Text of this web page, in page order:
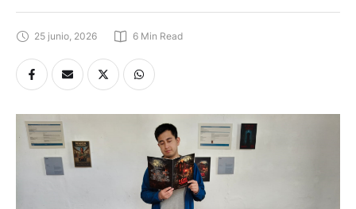
25 junio, 2026 6 Min Read